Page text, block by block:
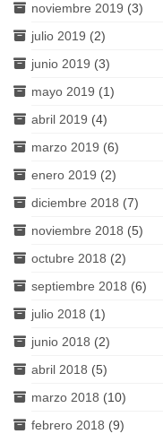
noviembre 2019 (3)
julio 2019 (2)
junio 2019 (3)
mayo 2019 (1)
abril 2019 (4)
marzo 2019 (6)
enero 2019 (2)
diciembre 2018 (7)
noviembre 2018 (5)
octubre 2018 (2)
septiembre 2018 (6)
julio 2018 (1)
junio 2018 (2)
abril 2018 (5)
marzo 2018 (10)
febrero 2018 (9)